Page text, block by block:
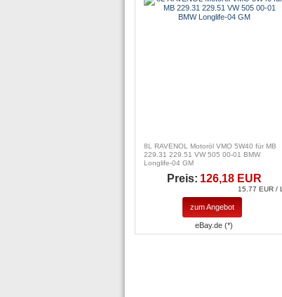
8L RAVENOL Motoröl VMO 5W40 für MB
229.31 229.51 VW 505 00-01 BMW
Longlife-04 GM
Preis: 126,18 EUR
15.77 EUR / L
zum Angebot
eBay.de (*)